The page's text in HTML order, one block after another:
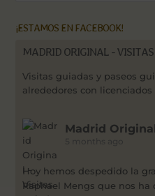
¡ESTAMOS EN FACEBOOK!
MADRID ORIGINAL -
Visitas guiadas y paseos
alrededores con
Madrid
Hoy hemos despedido la
Raphael Mengs que nos